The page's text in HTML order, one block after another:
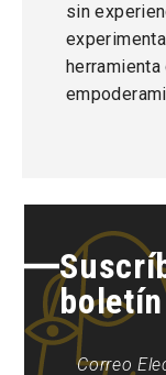
sin
boletín